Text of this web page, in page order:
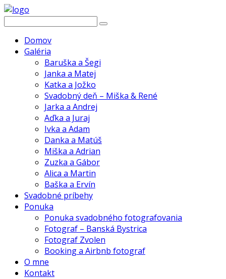
Domov
Galéria
Baruška a Šegi
Janka a Matej
Katka a Jožko
Svadobný deň – Miška & René
Jarka a Andrej
Aďka a Juraj
Ivka a Adam
Danka a Matúš
Miška a Adrian
Zuzka a Gábor
Alica a Martin
Baška a Ervín
Svadobné príbehy
Ponuka
Ponuka svadobného fotografovania
Fotograf – Banská Bystrica
Fotograf Zvolen
Booking a Airbnb fotograf
O mne
Kontakt